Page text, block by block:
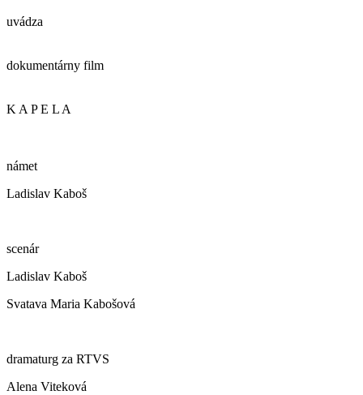
uvádza
dokumentárny film
K A P E L A
námet
Ladislav Kaboš
scenár
Ladislav Kaboš
Svatava Maria Kabošová
dramaturg za RTVS
Alena Viteková